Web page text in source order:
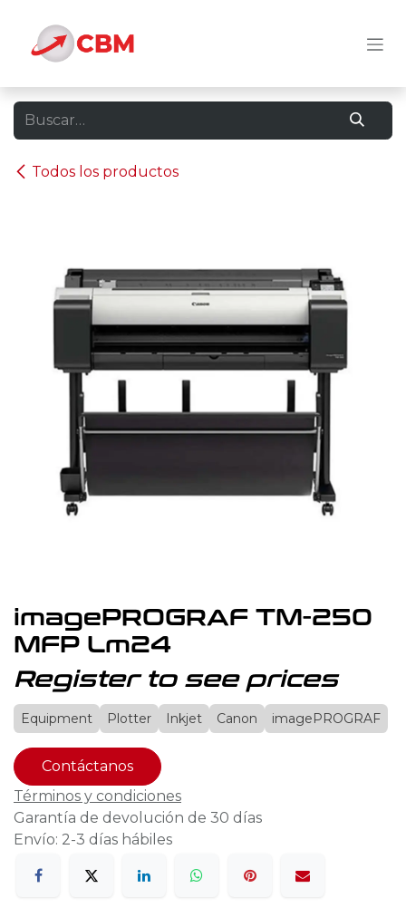
Todos los productos
imagePROGRAF TM-250
MFP Lm24
Register to see prices
Equipment Plotter Inkjet Canon imagePROGRAF
Contáctanos
Términos y condiciones
Garantía de devolución de 30 días
Envío: 2-3 días hábiles